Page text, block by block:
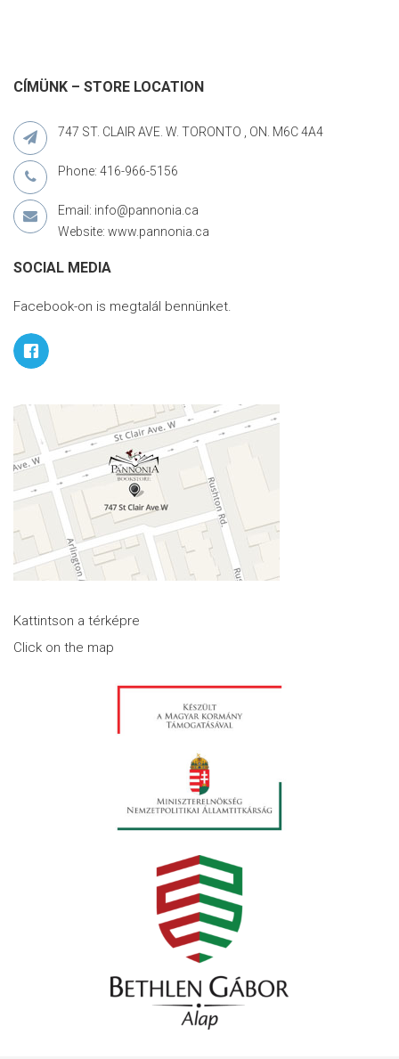
CÍMÜNK – STORE LOCATION
747 ST. CLAIR AVE. W. TORONTO , ON. M6C 4A4
Phone: 416-966-5156
Email: info@pannonia.ca
Website: www.pannonia.ca
SOCIAL MEDIA
Facebook-on is megtalál bennünket.
Kattintson a térképre
Click on the map